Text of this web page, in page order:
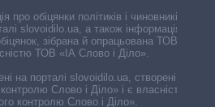
про обіцянки політиків і чиновників,
slovoidilo.ua, а також інформація про
зібрана й опрацьована ТОВ «ІА
ТОВ «ІА Слово і Діло».
на порталі slovoidilo.ua, створені ГО
Слово і Діло» і є власністю
контролю Слово і Діло».